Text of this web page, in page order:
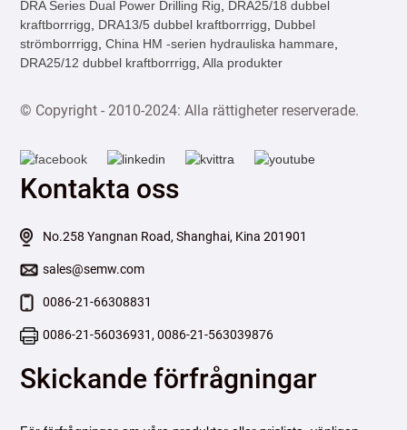
DRA Series Dual Power Drilling Rig
DRA25/18 dubbel
kraftborrrigg
DRA13/5 dubbel kraftborrrigg
Dubbel
strömborrrigg ,China HM -serien hydrauliska hammare
DRA25/12 dubbel kraftborrrigg ,Alla produkter
© Copyright - 2010-2024: Alla rättigheter reserverade.
Kontakta oss
No.258 Yangnan Road, Shanghai, Kina 201901
sales@semw.com
0086-21-66308831
0086-21-56036931, 0086-21-563039876
Skickande förfrågningar